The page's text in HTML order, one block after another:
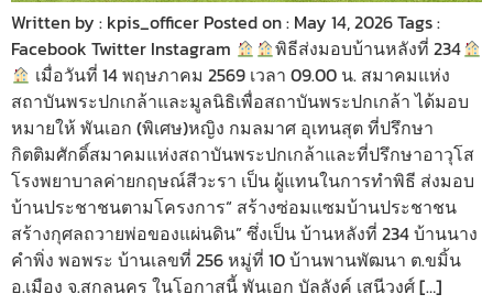
Written by : kpis_officer Posted on : May 14, 2026 Tags :
Facebook Twitter Instagram
พิธีส่งมอบบ้านหลังที่ 234
เมื่อวันที่ 14 พฤษภาคม 2569 เวลา 09.00 น. สมาคมแห่ง
สถาบันพระปกเกล้าและมูลนิธิเพื่อสถาบันพระปกเกล้า ได้มอบ
หมายให้ พันเอก (พิเศษ)หญิง กมลมาศ อุเทนสุต ที่ปรึกษา
กิตติมศักดิ์สมาคมแห่งสถาบันพระปกเกล้าและที่ปรึกษาอาวุโส
โรงพยาบาลค่ายกฤษณ์สีวะรา เป็น ผู้แทนในการทำพิธี ส่งมอบ
บ้านประชาชนตามโครงการ“ สร้างซ่อมแซมบ้านประชาชน
สร้างกุศลถวายพ่อของแผ่นดิน” ซึ่งเป็น บ้านหลังที่ 234 บ้านนาง
คำพิ่ง พอพระ บ้านเลขที่ 256 หมู่ที่ 10 บ้านพานพัฒนา ต.ขมิ้น
อ.เมือง จ.สกลนคร ในโอกาสนี้ พันเอก บัลลังค์ เสนีวงศ์ […]